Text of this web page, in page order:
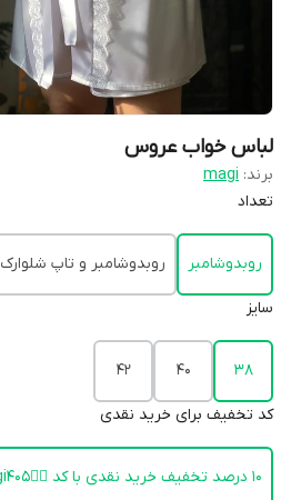
لباس خواب عروس
برند: magi
تعداد
روبدوشامبر روبدوشامبر و تاپ شلوارک
سایز
۳۸ ۴۰ ۴۲
کد تخفیف برای خرید نقدی
۱۰ درصد تخفیف خرید نقدی با کد 👈🏻magi405